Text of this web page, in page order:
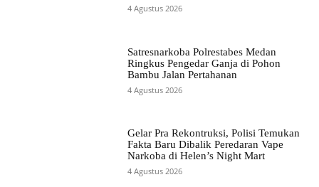
4 Agustus 2026
Satresnarkoba Polrestabes Medan
Ringkus Pengedar Ganja di Pohon
Bambu Jalan Pertahanan
4 Agustus 2026
Gelar Pra Rekontruksi, Polisi Temukan
Fakta Baru Dibalik Peredaran Vape
Narkoba di Helen’s Night Mart
4 Agustus 2026